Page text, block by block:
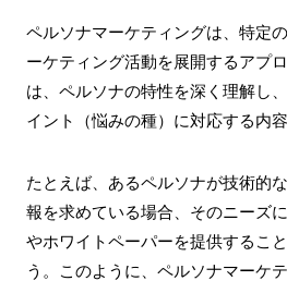
ペルソナマーケティングは、特定
ーケティング活動を展開するアプ
は、ペルソナの特性を深く理解し
イント（悩みの種）に対応する内
たとえば、あるペルソナが技術的
報を求めている場合、そのニーズ
やホワイトペーパーを提供するこ
う。このように、ペルソナマーケ